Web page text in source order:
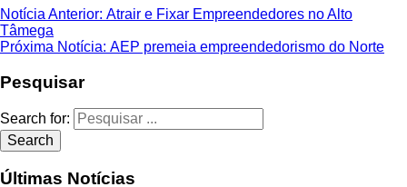
Navegação
de
Notícia Anterior: Previous
Atrair e Fixar Empreendedores no Alto
Tâmega
Próxima Notícia: Next
AEP premeia empreendedorismo do Norte
Pesquisar
Search for:
Search
Últimas Notícias